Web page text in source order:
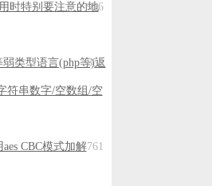
时特别要注意的地
926
弱类型语言(php等)返
符串数字/空数组/空
854
CBC模式加解761